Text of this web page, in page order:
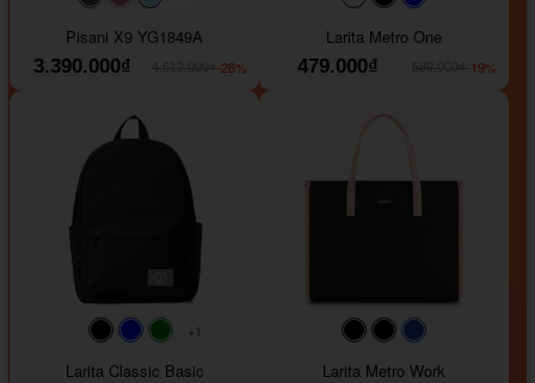
#40454a#b76e79
Pisani X9 YG1849A
3.390.000₫
-26%
#faf0e6#000000
Larita Metro One
479.000₫
-19%
#faf0e6#000000#0000FF
+1
Larita Classic Basic
#000000#000000
Larita Metro Work